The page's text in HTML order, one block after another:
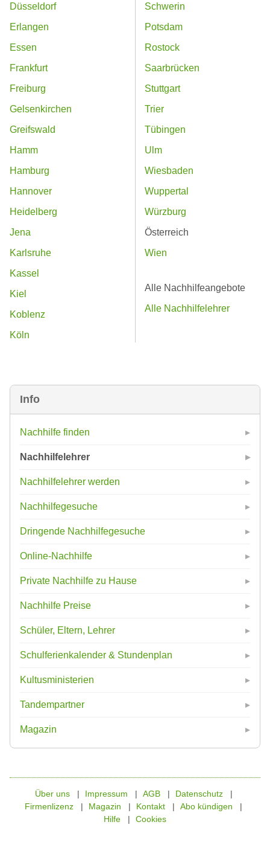
Info
Nachhilfe finden
Nachhilfelehrer
Nachhilfelehrer werden
Nachhilfegesuche
Dringende Nachhilfegesuche
Online-Nachhilfe
Private Nachhilfe zu Hause
Nachhilfe Preise
Schüler, Eltern, Lehrer
Schulferienkalender & Stundenplan
Kultusministerien
Tandempartner
Magazin
Düsseldorf
Erlangen
Essen
Frankfurt
Freiburg
Gelsenkirchen
Greifswald
Hamm
Hamburg
Hannover
Heidelberg
Jena
Karlsruhe
Kassel
Kiel
Koblenz
Köln
Schwerin
Potsdam
Rostock
Saarbrücken
Stuttgart
Trier
Tübingen
Ulm
Wiesbaden
Wuppertal
Würzburg
Österreich
Wien
Alle Nachhilfeangebote
Alle Nachhilfelehrer
Über uns Impressum AGB
Datenschutz
Firmenlizenz
Magazin Kontakt
Abo kündigen
Hilfe
Cookies